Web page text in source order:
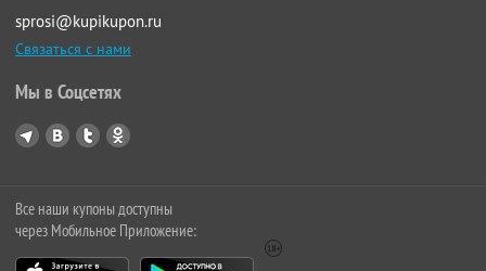
sprosi@kupikupon.ru
Связаться с нами
Мы в Соцсетях
Все наши купоны доступны
через Мобильное Приложение: